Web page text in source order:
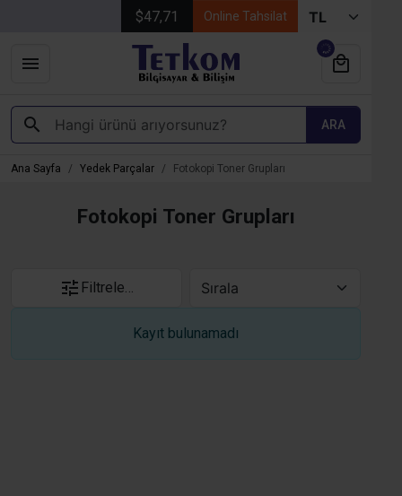
$47,71 Online Tahsilat
ARA
Ana Sayfa Yedek Parçalar Fotokopi Toner Grupları
Fotokopi Toner Grupları
Filtrele…
Kayıt bulunamadı